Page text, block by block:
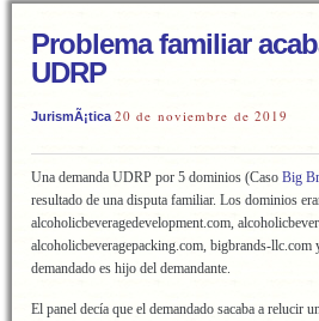
Problema familiar
UDRP
JurismÃ¡tica 20 de noviembre de 2019
Una demanda UDRP por 5 dominios (Caso Big
resultado de una disputa familiar. Los dominios
alcoholicbeveragedevelopment.com,
alcoholicbeveragepacking.com, bigbrands-llc.com
demandado es hijo del demandante.
El panel decía que el demandado sacaba a relucir